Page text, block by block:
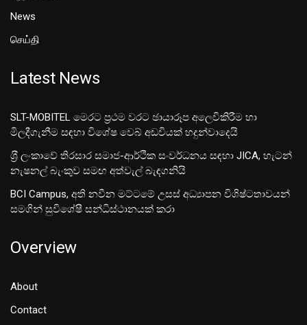
News
செய்தி
Latest News
SLT-MOBITEL මෙරට ප්‍රථම වරට ඡායාරූප අලෙවිකිරීම හා
මිලදීගැනීම සඳහා විශේෂ වෙබ් අඩවියක් හදුන්වාදෙයි
ශ‍්‍රී ලංකාවේ තිරසාර සමාජ-ආර්ථික සංවර්ධනය සඳහා JICA, හැටන්
නැෂනල් බැංකුව සමඟ අත්වැල් බැඳගනියි
BCI Campus, අති නවීන මට්ටමේ උසස් අධ්‍යාපන විශිෂ්ටතාවයන්
සමගින් සුවිශේෂී සන්ධිස්ථානයක් කරා
Overview
About
Contact